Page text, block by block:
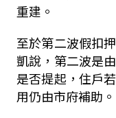
重建。
至於第二波假扣
凱說，第二波是
是否提起，住戶
用仍由市府補助。